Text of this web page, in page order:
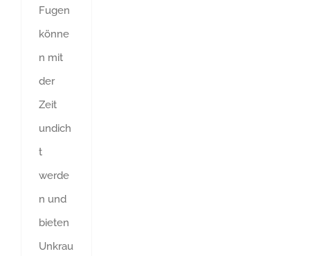
Fugen
könne
n mit
der
Zeit
undich
t
werde
n und
bieten
Unkrau